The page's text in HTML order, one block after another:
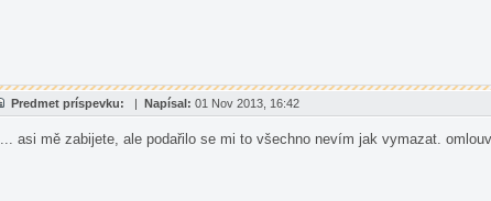
Predmet príspevku: | Napísal: 01 Nov 2013, 16:42
... asi mě zabijete, ale podařilo se mi to všechno nevím jak vymazat.